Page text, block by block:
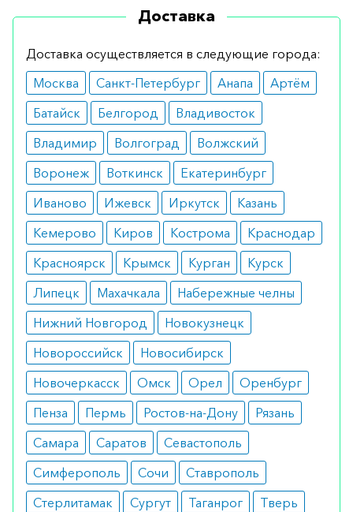
магния в организме, в том случае если он
является первопричиной возникновения
отклонений в мышечной деятельности, что
проявляется судорогами и болью в мышцах.
Также назначается при хронической усталости.
Противопоказания
Подходит всем пациентам, но все же имеет
несколько ограничений. Добавка
противопоказана при аллергии на
составляющие и при нарушениях функции
почек.
Побочные эффекты
Хорошо переносится пациентами. В некоторых
случаях возможно появление поноса или
непродолжительной усталости.
Режим дозирования
Добавка применяется по 1 пакетику в сутки.
Курс лечения составляет 2 недели.
Доставка
Доставка осуществляется в следующие города:
Москва
Санкт-Петербург Анапа
Артём
Батайск
Белгород
Владивосток
Владимир
Волгоград
Волжский
Воронеж
Воткинск
Екатеринбург
Иваново
Ижевск Иркутск
Казань
Кемерово
Киров Кострома
Краснодар
Красноярск
Крымск Курган
Курск
Липецк
Махачкала
Набережные челны
Нижний Новгород
Новокузнецк
Новороссийск
Новосибирск
Новочеркасск
Омск Орел
Оренбург
Пенза
Пермь Ростов-на-Дону
Рязань
Самара
Саратов
Севастополь
Симферополь
Сочи
Ставрополь
Стерлитамак
Сургут Таганрог
Тверь